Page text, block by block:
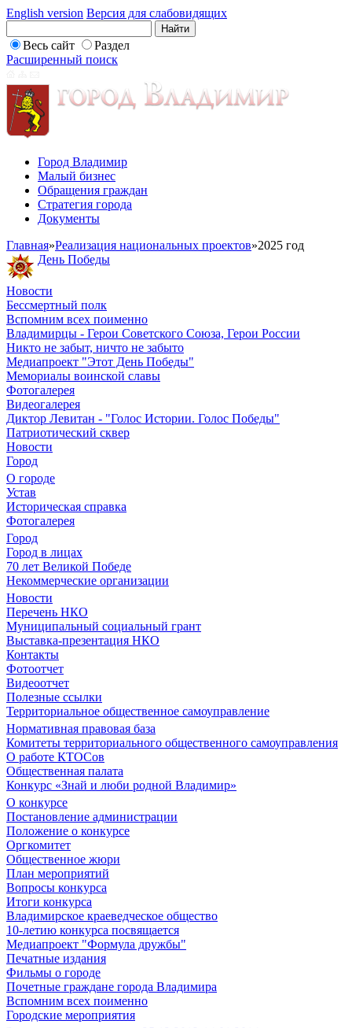
English version Версия для слабовидящих
Весь сайт
Раздел
Расширенный поиск
Город Владимир
Малый бизнес
Обращения граждан
Стратегия города
Документы
Главная»Реализация национальных проектов»2025 год
День Победы
Новости
Бессмертный полк
Вспомним всех поименно
Владимирцы - Герои Советского Союза, Герои России
Никто не забыт, ничто не забыто
Медиапроект "Этот День Победы"
Мемориалы воинской славы
Фотогалерея
Видеогалерея
Диктор Левитан - "Голос Истории. Голос Победы"
Патриотический сквер
Новости
Город
О городе
Устав
Историческая справка
Фотогалерея
Город
Город в лицах
70 лет Великой Победе
Некоммерческие организации
Новости
Перечень НКО
Муниципальный социальный грант
Выставка-презентация НКО
Контакты
Фотоотчет
Видеоотчет
Полезные ссылки
Территориальное общественное самоуправление
Нормативная правовая база
Комитеты территориального общественного самоуправления
О работе КТОСов
Общественная палата
Конкурс «Знай и люби родной Владимир»
О конкурсе
Постановление администрации
Положение о конкурсе
Оргкомитет
Общественное жюри
План мероприятий
Вопросы конкурса
Итоги конкурса
Владимирское краеведческое общество
10-летию конкурса посвящается
Медиапроект "Формула дружбы"
Печатные издания
Фильмы о городе
Почетные граждане города Владимира
Вспомним всех поименно
Городские мероприятия